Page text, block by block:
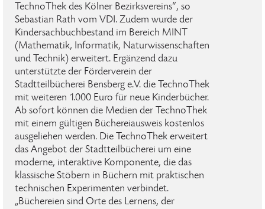
TechnoThek des Kölner Bezirksvereins“, so
Sebastian Rath vom VDI. Zudem wurde der
Kindersachbuchbestand im Bereich MINT
(Mathematik, Informatik, Naturwissenschaften
und Technik) erweitert. Ergänzend dazu
unterstützte der Förderverein der
Stadtteilbücherei Bensberg e.V. die TechnoThek
mit weiteren 1.000 Euro für neue Kinderbücher.
Ab sofort können die Medien der TechnoThek
mit einem gültigen Büchereiausweis kostenlos
ausgeliehen werden. Die TechnoThek erweitert
das Angebot der Stadtteilbücherei um eine
moderne, interaktive Komponente, die das
klassische Stöbern in Büchern mit praktischen
technischen Experimenten verbindet.
„Büchereien sind Orte des Lernens, der